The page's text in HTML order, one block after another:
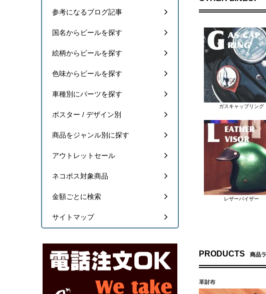
わせて即購入しました。他
ガスキャップリング
レザーバイザー
PRODUCTS 商品
革財布
参考になるブログ記事
国名からビールを探す
絵柄からビールを探す
色味からビールを探す
車種別にパーツを探す
ポスター / デザイン別
商品をジャンル別に探す
アウトレットセール
ネコポス対象商品
金額ごとに検索
サイトマップ